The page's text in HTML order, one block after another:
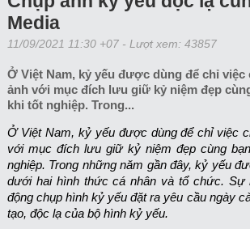
Media
11/09/2021 11:30 +07 - Lượt xem: 43857
Ở Việt Nam, kỷ yếu được dùng để chỉ
ảnh với mục đích lưu giữ kỷ niệm đẹp
khi tốt nghiệp. Trong...
Ở Việt Nam, kỷ yếu được dùng để chỉ việc
với mục đích lưu giữ kỷ niệm đẹp cùng
nghiệp. Trong những năm gần đây, kỷ yếu
dưới hai hình thức cá nhân và tổ chức. Sự
động chụp hình kỷ yếu đặt ra yêu cầu ngày
tạo, độc lạ của bộ hình kỷ yếu.